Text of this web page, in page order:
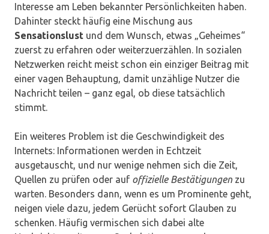
Interesse am Leben bekannter Persönlichkeiten haben.
Dahinter steckt häufig eine Mischung aus
Sensationslust und dem Wunsch, etwas „Geheimes“
zuerst zu erfahren oder weiterzuerzählen. In sozialen
Netzwerken reicht meist schon ein einziger Beitrag mit
einer vagen Behauptung, damit unzählige Nutzer die
Nachricht teilen – ganz egal, ob diese tatsächlich
stimmt.
Ein weiteres Problem ist die Geschwindigkeit des
Internets: Informationen werden in Echtzeit
ausgetauscht, und nur wenige nehmen sich die Zeit,
Quellen zu prüfen oder auf offizielle Bestätigungen zu
warten. Besonders dann, wenn es um Prominente geht,
neigen viele dazu, jedem Gerücht sofort Glauben zu
schenken. Häufig vermischen sich dabei alte